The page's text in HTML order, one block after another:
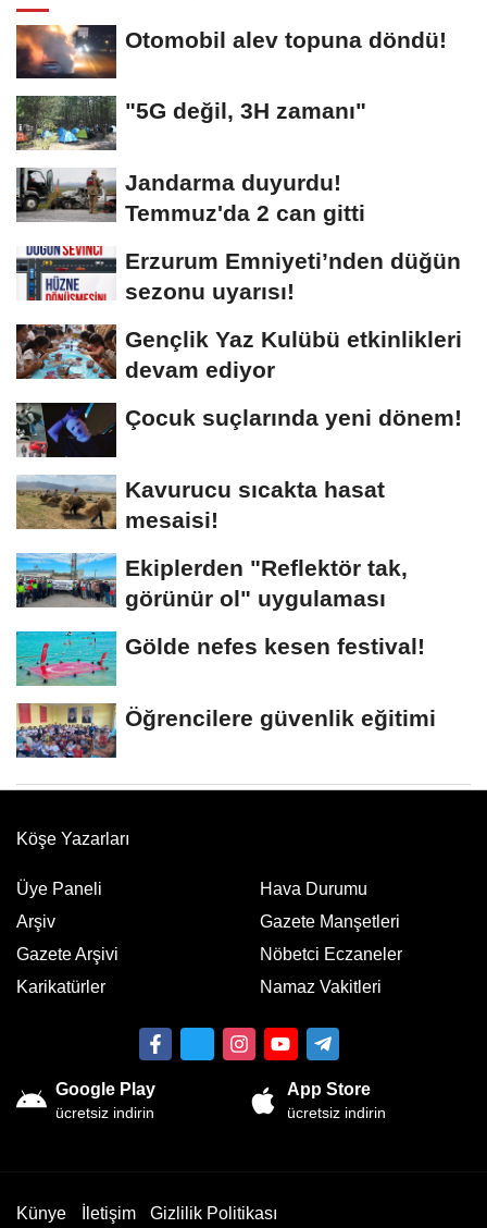
Otomobil alev topuna döndü!
"5G değil, 3H zamanı"
Jandarma duyurdu!
Temmuz'da 2 can gitti
Erzurum Emniyeti’nden düğün
sezonu uyarısı!
Gençlik Yaz Kulübü etkinlikleri
devam ediyor
Çocuk suçlarında yeni dönem!
Kavurucu sıcakta hasat
mesaisi!
Ekiplerden "Reflektör tak,
görünür ol" uygulaması
Gölde nefes kesen festival!
Öğrencilere güvenlik eğitimi
Köşe Yazarları
Üye Paneli
Arşiv
Gazete Arşivi
Karikatürler
Hava Durumu
Gazete Manşetleri
Nöbetci Eczaneler
Namaz Vakitleri
Google Play
ücretsiz indirin
App Store
ücretsiz indirin
Künye İletişim Gizlilik Politikası